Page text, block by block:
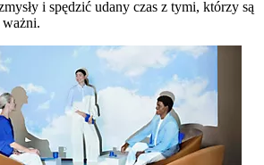
i spędzić udany czas z tymi, którzy są